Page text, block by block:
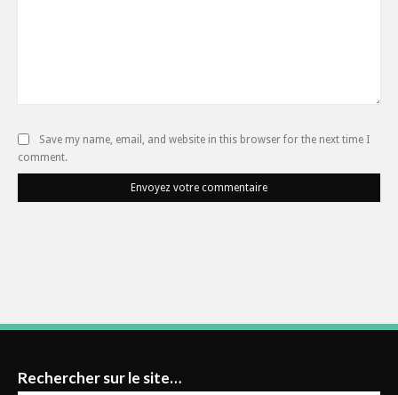
Save my name, email, and website in this browser for the next time I
comment.
Envoyez votre commentaire
Rechercher sur le site…